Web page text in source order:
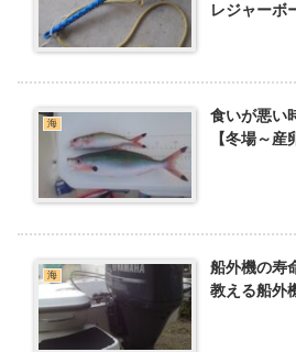
レジャーボ
海
食いが悪い
【冬場～産
海
船外機の寿
教える船外